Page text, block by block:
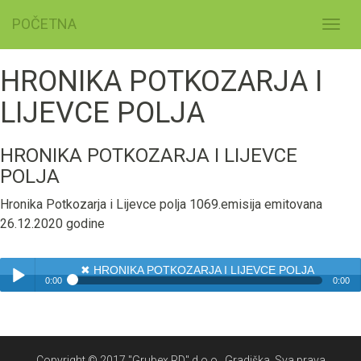
POČETNA
HRONIKA POTKOZARJA I
LIJEVCE POLJA
HRONIKA POTKOZARJA I LIJEVCE
POLJA
Hronika Potkozarja i Lijevce polja 1069.emisija emitovana
26.12.2020 godine
✖ HRONIKA POTKOZARJA I LIJEVCE POLJA
0:00 0:00